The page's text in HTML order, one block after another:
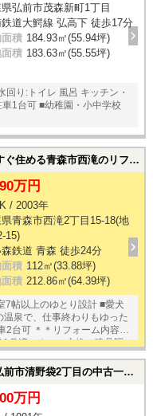
弘前市茂森新町1丁目
道大鰐線 弘高下 徒歩17分
積 184.93㎡(55.94坪)
積 183.63㎡(55.55坪)
り:トイレ 風呂 キッチン・
1台可 ■幼稚園・小中学校
「R8年7月 屋根／外壁リニューアル！」すぐ住める青森市西滝のリフォーム住宅｜青森市西滝2丁目15-18(地番72-15)の中古一戸建て
万円
/ 2003年
青森市西滝2丁目15-18(地
15)
鉄道 青森 徒歩24分
積 112㎡(33.88坪)
積 212.86㎡(64.39坪)
7帖以上のゆとり設計 ■愛犬
泉で、仕事終わりもゆった
ム内容＊
弘前市清野袋2丁目 5DK 駐車5台可｜弘前市清野袋2丁目の中古一戸建て
万円